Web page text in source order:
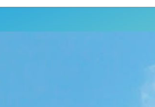
GRAM ALTIN 6660.55 %0.03